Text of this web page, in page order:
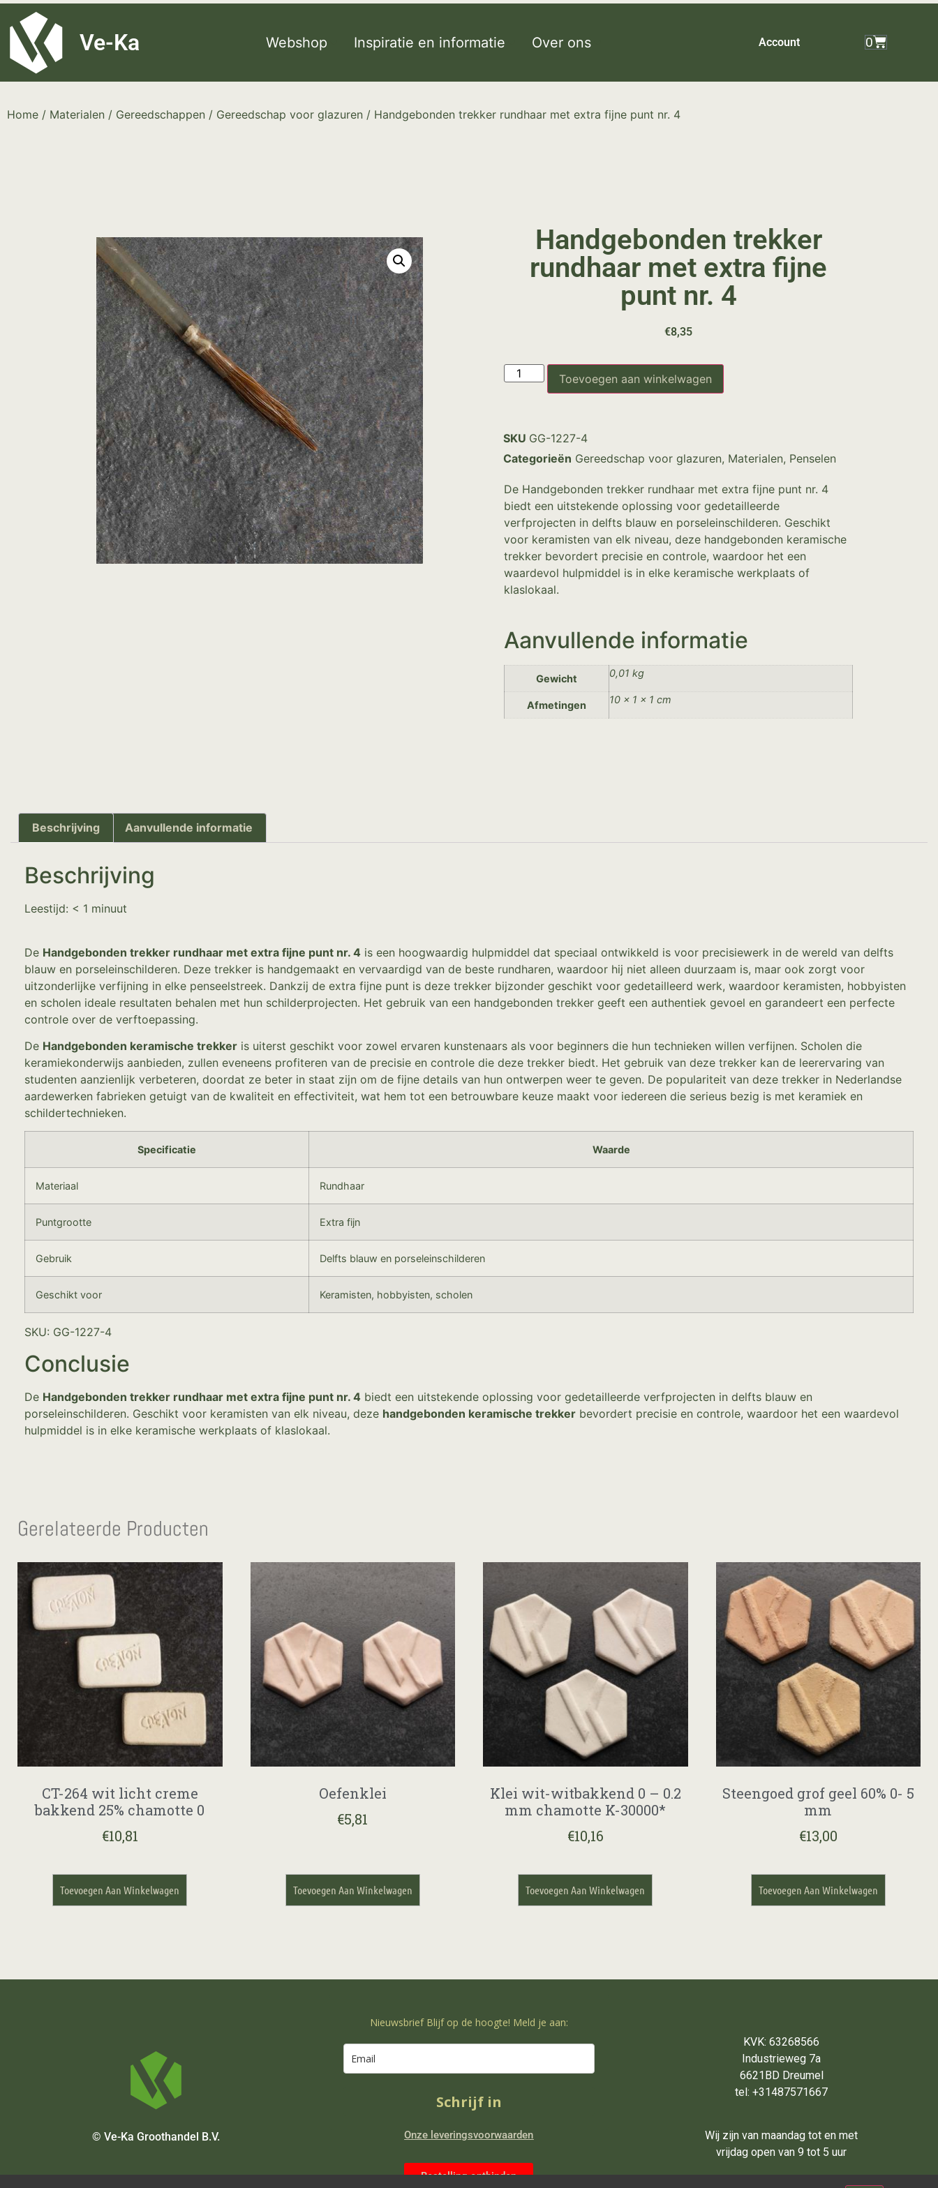
G-8P7N3X5BJ9
Ve-Ka Webshop Inspiratie en informatie Over ons Account 0
Home / Materialen / Gereedschappen / Gereedschap voor glazuren / Handgebonden trekker rundhaar met extra fijne punt nr. 4
Handgebonden trekker
rundhaar met extra fijne
punt nr. 4
€8,35
Toevoegen aan winkelwagen
SKU GG-1227-4
Categorieën Gereedschap voor glazuren, Materialen, Penselen
De Handgebonden trekker rundhaar met extra fijne punt nr. 4
biedt een uitstekende oplossing voor gedetailleerde
verfprojecten in delfts blauw en porseleinschilderen. Geschikt
voor keramisten van elk niveau, deze handgebonden keramische
trekker bevordert precisie en controle, waardoor het een
waardevol hulpmiddel is in elke keramische werkplaats of
klaslokaal.
Aanvullende informatie
Gewicht 0,01 kg
Afmetingen 10 × 1 × 1 cm
Beschrijving Aanvullende informatie
Beschrijving
Leestijd: < 1 minuut
De Handgebonden trekker rundhaar met extra fijne punt nr. 4 is een hoogwaardig hulpmiddel dat speciaal ontwikkeld is voor precisiewerk in de wereld van delfts
blauw en porseleinschilderen. Deze trekker is handgemaakt en vervaardigd van de beste rundharen, waardoor hij niet alleen duurzaam is, maar ook zorgt voor
uitzonderlijke verfijning in elke penseelstreek. Dankzij de extra fijne punt is deze trekker bijzonder geschikt voor gedetailleerd werk, waardoor keramisten, hobbyisten
en scholen ideale resultaten behalen met hun schilderprojecten. Het gebruik van een handgebonden trekker geeft een authentiek gevoel en garandeert een perfecte
controle over de verftoepassing.
De Handgebonden keramische trekker is uiterst geschikt voor zowel ervaren kunstenaars als voor beginners die hun technieken willen verfijnen. Scholen die
keramiekonderwijs aanbieden, zullen eveneens profiteren van de precisie en controle die deze trekker biedt. Het gebruik van deze trekker kan de leerervaring van
studenten aanzienlijk verbeteren, doordat ze beter in staat zijn om de fijne details van hun ontwerpen weer te geven. De populariteit van deze trekker in Nederlandse
aardewerken fabrieken getuigt van de kwaliteit en effectiviteit, wat hem tot een betrouwbare keuze maakt voor iedereen die serieus bezig is met keramiek en
schildertechnieken.
Specificatie Waarde
Materiaal Rundhaar
Puntgrootte Extra fijn
Gebruik Delfts blauw en porseleinschilderen
Geschikt voor Keramisten, hobbyisten, scholen
SKU: GG-1227-4
Conclusie
De Handgebonden trekker rundhaar met extra fijne punt nr. 4 biedt een uitstekende oplossing voor gedetailleerde verfprojecten in delfts blauw en
porseleinschilderen. Geschikt voor keramisten van elk niveau, deze handgebonden keramische trekker bevordert precisie en controle, waardoor het een waardevol
hulpmiddel is in elke keramische werkplaats of klaslokaal.
Gerelateerde Producten
CT-264 wit licht creme
bakkend 25% chamotte 0
€10,81
Toevoegen Aan Winkelwagen
Oefenklei
€5,81
Toevoegen Aan Winkelwagen
Klei wit-witbakkend 0 – 0.2
mm chamotte K-30000*
€10,16
Toevoegen Aan Winkelwagen
Steengoed grof geel 60% 0- 5
mm
€13,00
Toevoegen Aan Winkelwagen
© Ve-Ka Groothandel B.V.
Nieuwsbrief Blijf op de hoogte! Meld je aan:
Schrijf in
Onze leveringsvoorwaarden
Bestelling ontbinden
KVK: 63268566
Industrieweg 7a
6621BD Dreumel
tel: +31487571667
Wij zijn van maandag tot en met
vrijdag open van 9 tot 5 uur